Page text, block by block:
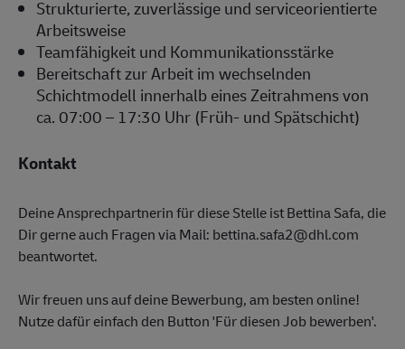
Strukturierte, zuverlässige und serviceorientierte
Arbeitsweise
Teamfähigkeit und Kommunikationsstärke
Bereitschaft zur Arbeit im wechselnden
Schichtmodell innerhalb eines Zeitrahmens von
ca. 07:00 – 17:30 Uhr (Früh- und Spätschicht)
Kontakt
Deine Ansprechpartnerin für diese Stelle ist Bettina Safa, die
Dir gerne auch Fragen via Mail: bettina.safa2@dhl.com
beantwortet.
Wir freuen uns auf deine Bewerbung, am besten online!
Nutze dafür einfach den Button 'Für diesen Job bewerben'.